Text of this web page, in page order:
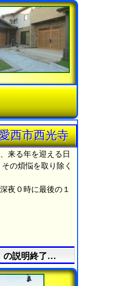
西市西光寺
来る年を迎える日
の煩悩を取り除く
夜０時に最後の１
【=公式Web=《除夜の鐘について》(仏教・宗教用語集)|愛西市稲葉町西光寺】の説明終了
トップページへ戻る